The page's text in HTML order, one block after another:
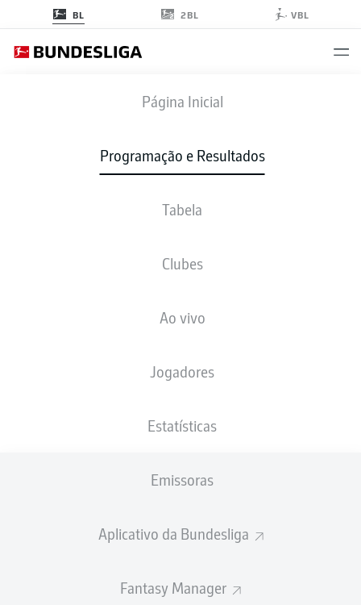
BL 2BL VBL
Página Inicial
Programação e Resultados
Tabela
Clubes
Ao vivo
Jogadores
Estatísticas
Emissoras
Aplicativo da Bundesliga
Fantasy Manager
FCU B04
0 0
ESCALAÇÕES
ESCALAÇÃO INICIAL
Jérôme Roussillon Rani Khedira